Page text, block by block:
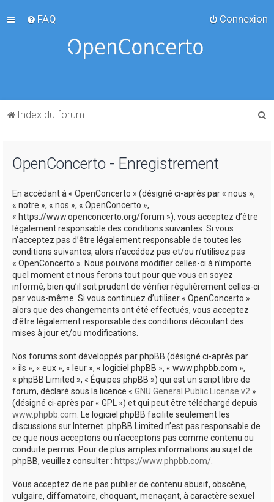
FAQ Connexion
Index du forum
OpenConcerto - Enregistrement
En accédant à « OpenConcerto » (désigné ci-après par « nous »,
« notre », « nos », « OpenConcerto »,
« https://www.openconcerto.org/forum »), vous acceptez d’être
légalement responsable des conditions suivantes. Si vous
n’acceptez pas d’être légalement responsable de toutes les
conditions suivantes, alors n’accédez pas et/ou n’utilisez pas
« OpenConcerto ». Nous pouvons modifier celles-ci à n’importe
quel moment et nous ferons tout pour que vous en soyez
informé, bien qu’il soit prudent de vérifier régulièrement celles-ci
par vous-même. Si vous continuez d’utiliser « OpenConcerto »
alors que des changements ont été effectués, vous acceptez
d’être légalement responsable des conditions découlant des
mises à jour et/ou modifications.
Nos forums sont développés par phpBB (désigné ci-après par
« ils », « eux », « leur », « logiciel phpBB », « www.phpbb.com »,
« phpBB Limited », « Équipes phpBB ») qui est un script libre de
forum, déclaré sous la licence « GNU General Public License v2 »
(désigné ci-après par « GPL ») et qui peut être téléchargé depuis
www.phpbb.com. Le logiciel phpBB facilite seulement les
discussions sur Internet. phpBB Limited n’est pas responsable de
ce que nous acceptons ou n’acceptons pas comme contenu ou
conduite permis. Pour de plus amples informations au sujet de
phpBB, veuillez consulter : https://www.phpbb.com/.
Vous acceptez de ne pas publier de contenu abusif, obscène,
vulgaire, diffamatoire, choquant, menaçant, à caractère sexuel